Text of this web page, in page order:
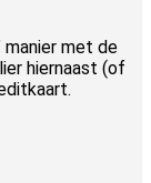
manier met de
hiernaast (of